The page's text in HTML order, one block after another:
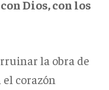
Dios, con los
la obra de
corazón